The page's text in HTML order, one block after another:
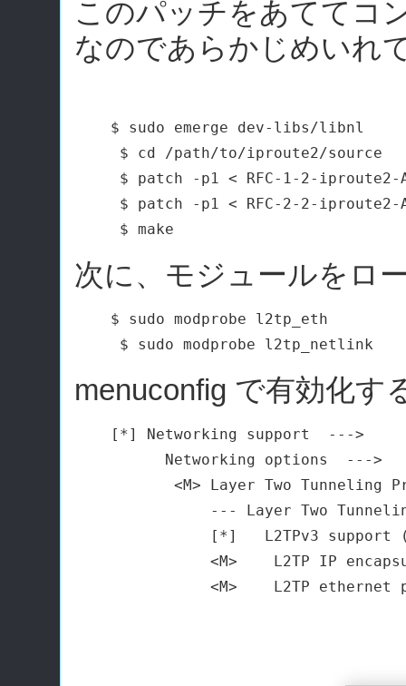
このパッチをあててコ
なのであらかじめいれ
$ sudo emerge dev-libs/libnl
$ cd /path/to/iproute2/source
$ patch -p1 < RFC-1-2-
$ patch -p1 < RFC-2-2-
次に、モジュールをロ
$ sudo modprobe l2tp_eth
menuconfig で有効化す
[*] Networking support  --->
      Networking options  --->
<M> Layer Two Tunneling
--- Layer Two
[*]   L2TPv3 support
<M>    L2TP IP